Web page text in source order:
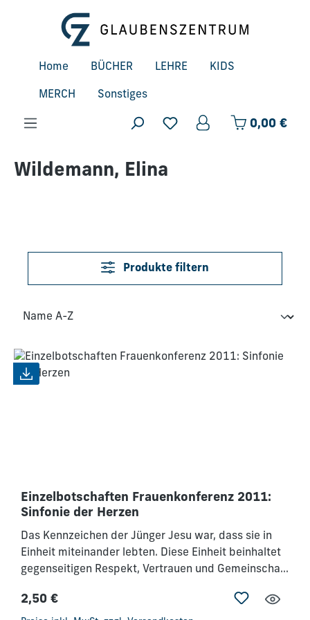
Zum Hauptinhalt springen
Home BÜCHER LEHRE KIDS
MERCH Sonstiges
0,00 €
Wildemann, Elina
Produkte filtern
Einzelbotschaften Frauenkonferenz 2011:
Sinfonie der Herzen
Das Kennzeichen der Jünger Jesu war, dass sie in
Einheit miteinander lebten. Diese Einheit beinhaltet
gegenseitigen Respekt, Vertrauen und Gemeinschaft
Erkennungsmerkmal möchten wir neu ergreifen! Für
Regulärer Preis:
2,50 €